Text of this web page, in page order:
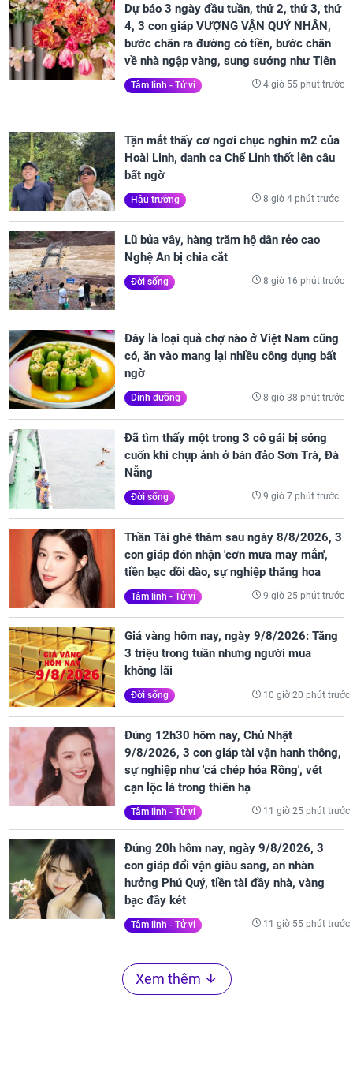
Dự báo 3 ngày đầu tuần, thứ 2, thứ 3, thứ
4, 3 con giáp VƯỢNG VẬN QUÝ NHÂN,
bước chân ra đường có tiền, bước chân
về nhà ngập vàng, sung sướng như Tiên
Tâm linh - Tử vi 4 giờ 55 phút trước
Tận mắt thấy cơ ngơi chục nghìn m2 của
Hoài Linh, danh ca Chế Linh thốt lên câu
bất ngờ
Hậu trường 8 giờ 4 phút trước
Lũ bủa vây, hàng trăm hộ dân rẻo cao
Nghệ An bị chia cắt
Đời sống 8 giờ 16 phút trước
Đây là loại quả chợ nào ở Việt Nam cũng
có, ăn vào mang lại nhiều công dụng bất
ngờ
Dinh dưỡng 8 giờ 38 phút trước
Đã tìm thấy một trong 3 cô gái bị sóng
cuốn khi chụp ảnh ở bán đảo Sơn Trà, Đà
Nẵng
Đời sống 9 giờ 7 phút trước
Thần Tài ghé thăm sau ngày 8/8/2026, 3
con giáp đón nhận 'cơn mưa may mắn',
tiền bạc dồi dào, sự nghiệp thăng hoa
Tâm linh - Tử vi 9 giờ 25 phút trước
Giá vàng hôm nay, ngày 9/8/2026: Tăng
3 triệu trong tuần nhưng người mua
không lãi
Đời sống 10 giờ 20 phút trước
Đúng 12h30 hôm nay, Chủ Nhật
9/8/2026, 3 con giáp tài vận hanh thông,
sự nghiệp như 'cá chép hóa Rồng', vét
cạn lộc lá trong thiên hạ
Tâm linh - Tử vi 11 giờ 25 phút trước
Đúng 20h hôm nay, ngày 9/8/2026, 3
con giáp đổi vận giàu sang, an nhàn
hưởng Phú Quý, tiền tài đầy nhà, vàng
bạc đầy két
Tâm linh - Tử vi 11 giờ 55 phút trước
Xem thêm